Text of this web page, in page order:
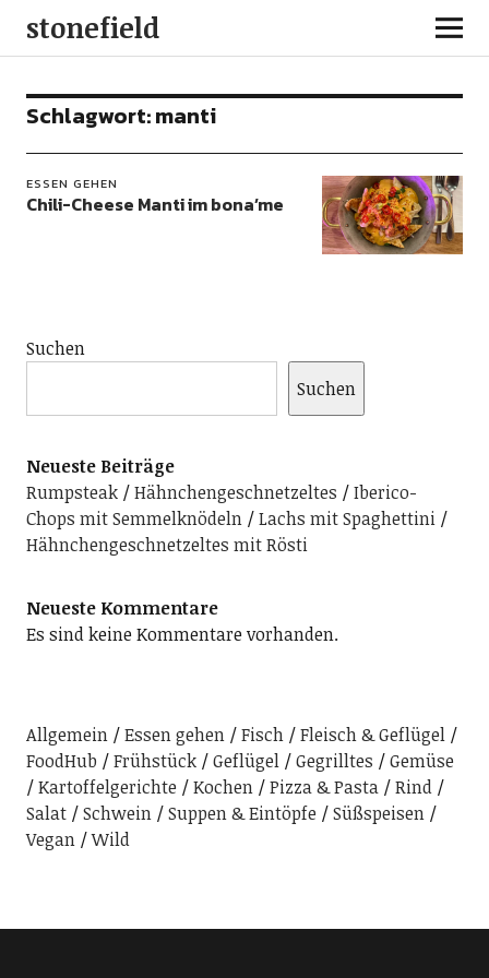
stonefield
Schlagwort:manti
ESSEN GEHEN
Chili-Cheese Manti im bona’me
Suchen
Suchen
Neueste Beiträge
Rumpsteak
Hähnchengeschnetzeltes
Iberico-
Chops mit Semmelknödeln
Lachs mit Spaghettini
Hähnchengeschnetzeltes mit Rösti
Neueste Kommentare
Es sind keine Kommentare vorhanden.
Allgemein Essen gehen Fisch
Fleisch & Geflügel
FoodHub
Frühstück Geflügel Gegrilltes
Gemüse
Kartoffelgerichte
Kochen Pizza & Pasta
Rind
Salat
Schwein Suppen & Eintöpfe
Süßspeisen
Vegan
Wild